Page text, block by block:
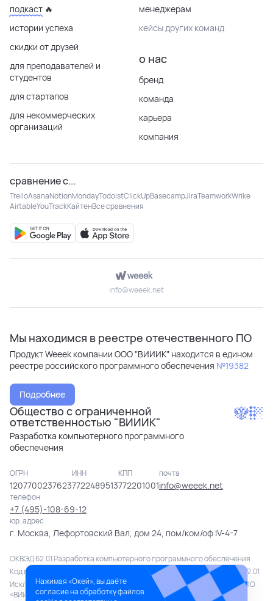
Нажимая «Окей», вы даёте
согласие на обработку файлов
подкаст 🔥
истории успеха
скидки от друзей
для преподавателей и
студентов
для стартапов
для некоммерческих
организаций
менеджерам
кейсы других команд
о нас
бренд
команда
карьера
компания
сравнение с...
TrelloAsanaNotionMondayTodoistClickUpBasecampJiraTeamworkWrike
AirtableYouTrackКайтенВсе сравнения
info@weeek.net
Мы находимся в реестре отечественного ПО
Продукт Weeek компании ООО "ВИИИК" находится в едином
реестре российского программного обеспечения №19382
Подробнее
Общество с ограниченной
ответственностью "ВИИИК"
Разработка компьютерного программного
обеспечения
ОГРН
1207700237623
ИНН
7722489513
КПП
772201001
почта
info@weeek.net
телефон
+7 (495)-108-69-12
юр. адрес
г. Москва, Лефортовский Вал, дом 24, пом/ком/оф IV-4-7
ОКВЭД 62.01 Разработка компьютерного программного обеспечения
Код вида деятельности в области информационных технологий 1.01; 2.01
Исключительное право на продукт в полном объеме принадлежит ООО
«ВИИИК» (№ 2022669384 от 19.10.2022).